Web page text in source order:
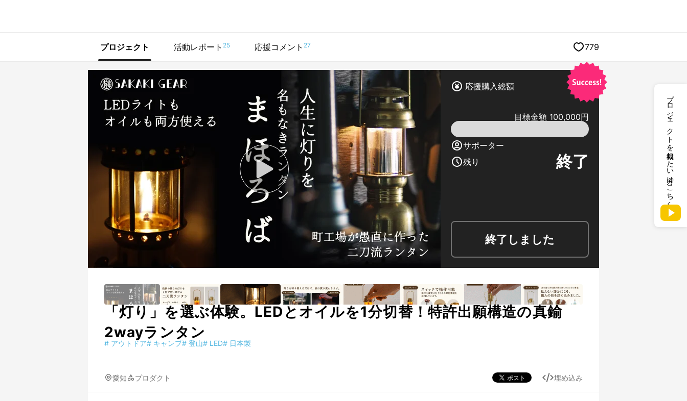
プロジェクトを掲載したい方はこちら
プロジェクト 活動レポート 25 応援コメント 27 779
応援購入総額
目標金額 100,000円
サポーター
残り
終了
終了しました
「灯り」を選ぶ体験。LEDとオイルを1分切替！特許出願構造の真鍮
2wayランタン
# アウトドア# キャンプ# 登山# LED# 日本製
愛知 プロダクト 埋め込み